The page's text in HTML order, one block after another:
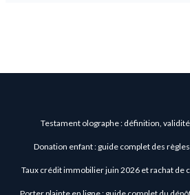
Testament olographe : définition,
Donation enfant : guide complet des
Taux crédit immobilier juin 2026 et rachat de